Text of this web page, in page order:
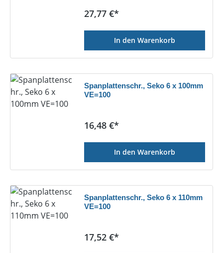
Regulärer Preis:
27,77 €*
In den Warenkorb
Spanplattenschr., Seko 6 x 100mm
VE=100
Regulärer Preis:
16,48 €*
In den Warenkorb
Spanplattenschr., Seko 6 x 110mm
VE=100
Regulärer Preis:
17,52 €*